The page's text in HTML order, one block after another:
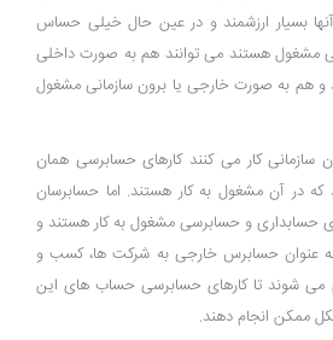
بسیار ارزشمند و در عین حال خیلی حساس
مشغول هستند می توانند هم به صورت داخلی
و هم به صورت خارجی یا برون سازمانی مشغول
سازمانی کار می کنند کارهای حسابرسی همان
که در آن مشغول به کار هستند. اما حسابرسان
حسابداری و حسابرسی مشغول به کار هستند و
عنوان حسابرس خارجی به شرکت ها، کسب و
می شوند تا کارهای حسابرسی حساب های این
ممکن انجام دهند.